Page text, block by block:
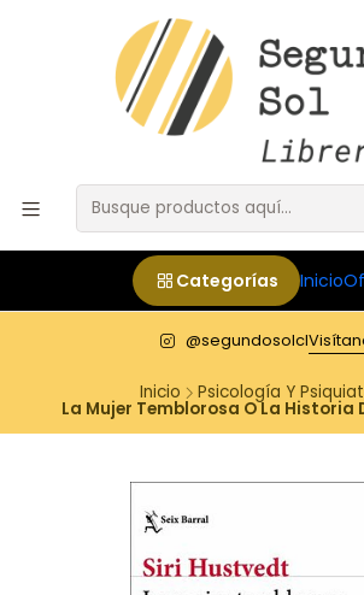
Categorías Inicio
@segundosolcl
Inicio Psicología Y
La Mujer Temblorosa O La Historia